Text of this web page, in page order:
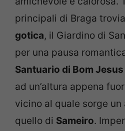
principali di Braga
gotica, il Giardino di
per una pausa
Santuario di Bom
ad un’altura appena
vicino al quale sorge
quello di Sameiro.